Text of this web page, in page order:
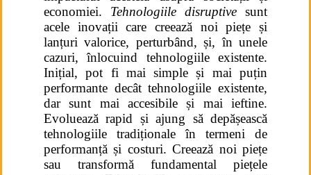
economiei. Tehnologiile disruptive sunt
acele inovații care creează noi piețe și
lanțuri valorice, perturbând, și, în unele
cazuri, înlocuind tehnologiile existente.
Inițial, pot fi mai simple și mai puțin
performante decât tehnologiile existente,
dar sunt mai accesibile și mai ieftine.
Evoluează rapid și ajung să depășească
tehnologiile tradiționale în termeni de
performanță și costuri. Creează noi piețe
sau transformă fundamental piețele